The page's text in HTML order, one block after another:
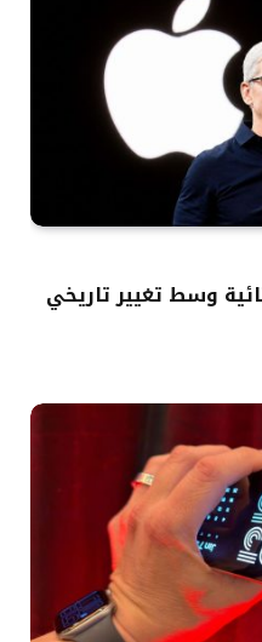
وسط تغيير تاريخي